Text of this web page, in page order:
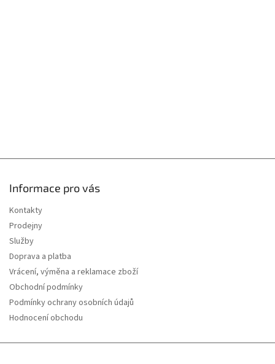
Informace pro vás
Kontakty
Prodejny
Služby
Doprava a platba
Vrácení, výměna a reklamace zboží
Obchodní podmínky
Podmínky ochrany osobních údajů
Hodnocení obchodu